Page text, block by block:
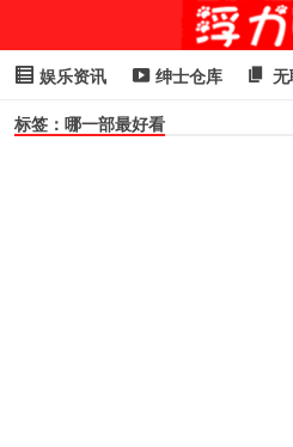
娱乐资讯 绅士仓库
浮力GIF 明星头条
标签：哪一部最好看